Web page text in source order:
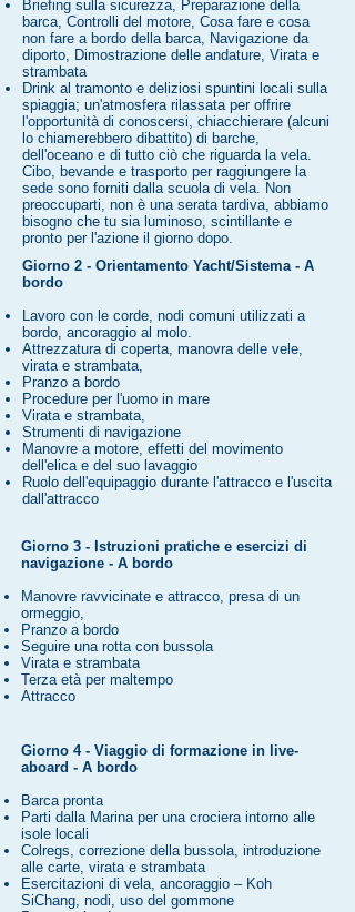
Briefing sulla sicurezza, Preparazione della
barca, Controlli del motore, Cosa fare e cosa
non fare a bordo della barca, Navigazione da
diporto, Dimostrazione delle andature, Virata e
strambata
Drink al tramonto e deliziosi spuntini locali sulla
spiaggia; un'atmosfera rilassata per offrire
l'opportunità di conoscersi, chiacchierare (alcuni
lo chiamerebbero dibattito) di barche,
dell'oceano e di tutto ciò che riguarda la vela.
Cibo, bevande e trasporto per raggiungere la
sede sono forniti dalla scuola di vela. Non
preoccuparti, non è una serata tardiva, abbiamo
bisogno che tu sia luminoso, scintillante e
pronto per l'azione il giorno dopo.
Giorno 2 - Orientamento Yacht/Sistema - A
bordo
Lavoro con le corde, nodi comuni utilizzati a
bordo, ancoraggio al molo.
Attrezzatura di coperta, manovra delle vele,
virata e strambata,
Pranzo a bordo
Procedure per l'uomo in mare
Virata e strambata,
Strumenti di navigazione
Manovre a motore, effetti del movimento
dell'elica e del suo lavaggio
Ruolo dell'equipaggio durante l'attracco e l'uscita
dall'attracco
Giorno 3 - Istruzioni pratiche e esercizi di
navigazione - A bordo
Manovre ravvicinate e attracco, presa di un
ormeggio,
Pranzo a bordo
Seguire una rotta con bussola
Virata e strambata
Terza età per maltempo
Attracco
Giorno 4 - Viaggio di formazione in live-
aboard - A bordo
Barca pronta
Parti dalla Marina per una crociera intorno alle
isole locali
Colregs, correzione della bussola, introduzione
alle carte, virata e strambata
Esercitazioni di vela, ancoraggio – Koh
SiChang, nodi, uso del gommone